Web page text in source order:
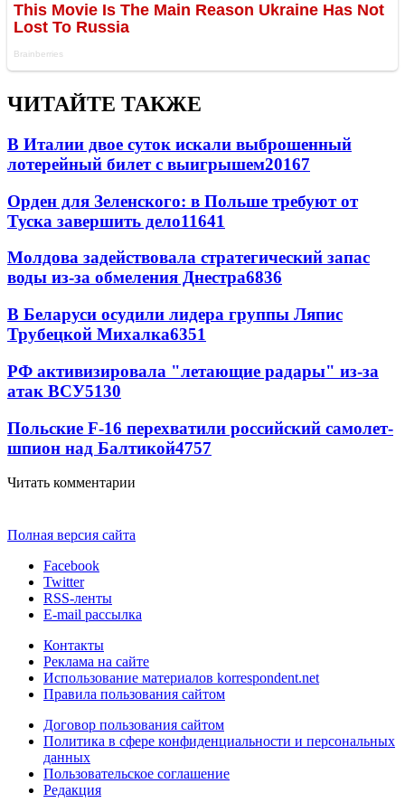
ЧИТАЙТЕ ТАКЖЕ
В Италии двое суток искали выброшенный
лотерейный билет с выигрышем20167
Орден для Зеленского: в Польше требуют от
Туска завершить дело11641
Молдова задействовала стратегический запас
воды из-за обмеления Днестра6836
В Беларуси осудили лидера группы Ляпис
Трубецкой Михалка6351
РФ активизировала "летающие радары" из-за
атак ВСУ5130
Польские F-16 перехватили российский самолет-
шпион над Балтикой4757
Читать комментарии
Полная версия сайта
Facebook
Twitter
RSS-ленты
E-mail рассылка
Контакты
Реклама на сайте
Использование материалов korrespondent.net
Правила пользования сайтом
Договор пользования сайтом
Политика в сфере конфиденциальности и персональных
данных
Пользовательское соглашение
Редакция